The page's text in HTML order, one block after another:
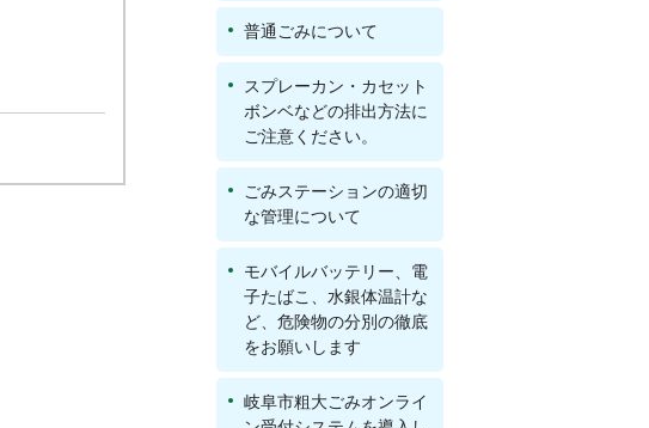
普通ごみについて
スプレーカン・カセット
ボンベなどの排出方法に
ご注意ください。
ごみステーションの適切
な管理について
モバイルバッテリー、電
子たばこ、水銀体温計な
ど、危険物の分別の徹底
をお願いします
岐阜市粗大ごみオンライ